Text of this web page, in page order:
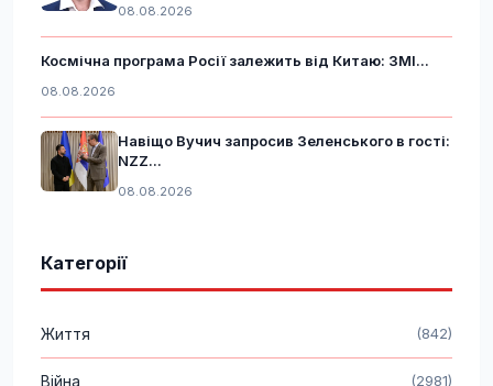
08.08.2026
Космічна програма Росії залежить від Китаю: ЗМІ...
08.08.2026
Навіщо Вучич запросив Зеленського в гості:
NZZ...
08.08.2026
Категорії
Життя (842)
Війна (2981)